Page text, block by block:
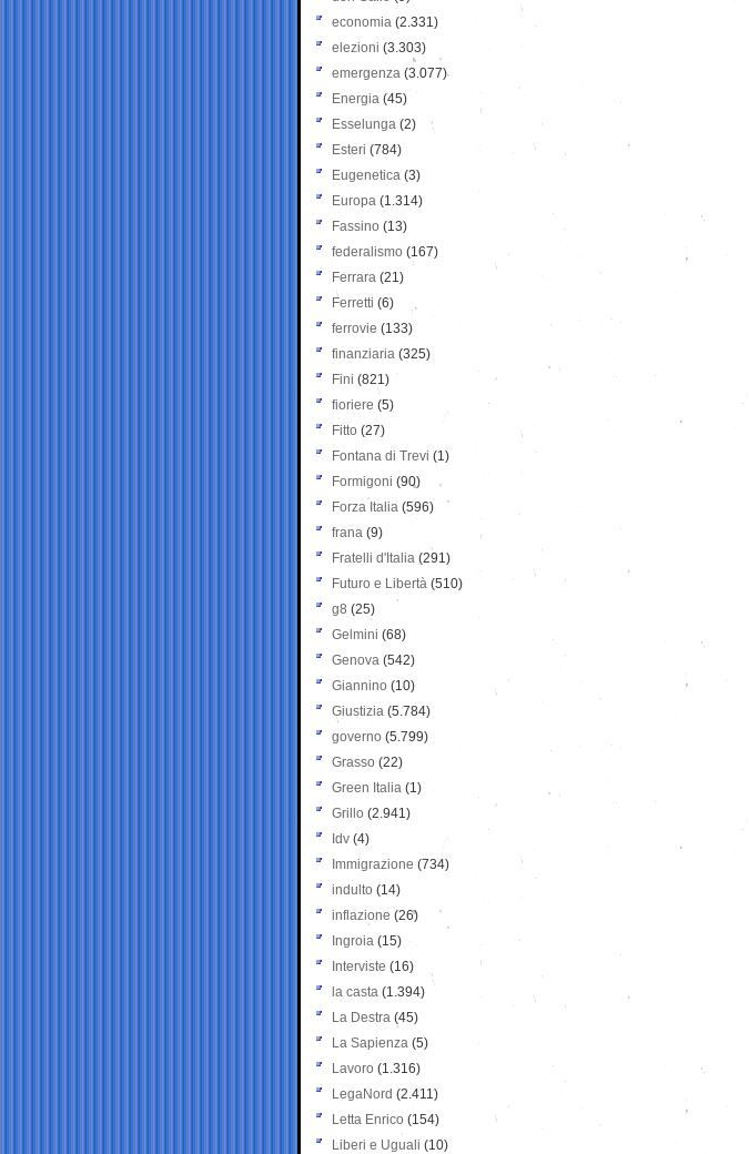
economia (2.331)
elezioni (3.303)
emergenza (3.077)
Energia (45)
Esselunga (2)
Esteri (784)
Eugenetica (3)
Europa (1.314)
Fassino (13)
federalismo (167)
Ferrara (21)
Ferretti (6)
ferrovie (133)
finanziaria (325)
Fini (821)
fioriere (5)
Fitto (27)
Fontana di Trevi (1)
Formigoni (90)
Forza Italia (596)
frana (9)
Fratelli d'Italia (291)
Futuro e Libertà (510)
g8 (25)
Gelmini (68)
Genova (542)
Giannino (10)
Giustizia (5.784)
governo (5.799)
Grasso (22)
Green Italia (1)
Grillo (2.941)
Idv (4)
Immigrazione (734)
indulto (14)
inflazione (26)
Ingroia (15)
Interviste (16)
la casta (1.394)
La Destra (45)
La Sapienza (5)
Lavoro (1.316)
LegaNord (2.411)
Letta Enrico (154)
Liberi e Uguali (10)